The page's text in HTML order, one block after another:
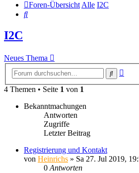
Foren-ÜbersichtAlle I2C
Suche
I2C
Neues Thema
Suche
4 Themen • Seite 1 von 1
Bekanntmachungen
Antworten
Zugriffe
Letzter Beitrag
Registrierung und Kontakt
von Heinrichs » Sa 27. Jul 2019,
0 Antworten